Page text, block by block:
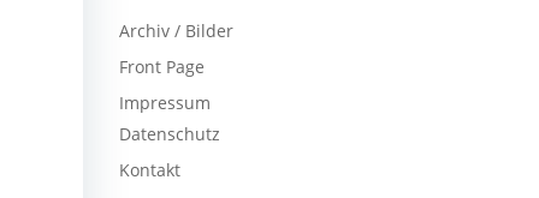
Archiv / Bilder
Front Page
Impressum
Datenschutz
Kontakt